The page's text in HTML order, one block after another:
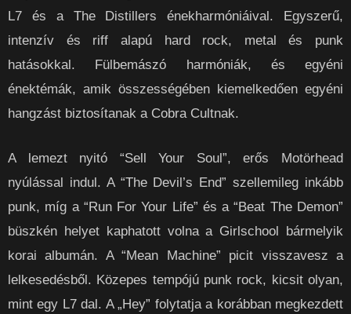
L7 és a The Distillers énekharmóniáival. Egyszerű,
intenzív és riff alapú hard rock, metal és punk
hatásokkal. Fülbemászó harmóniák, és egyéni
énektémák, amik összességében kiemelkedően egyéni
hangzást biztosítanak a Cobra Cultnak.
A lemezt nyitó “Sell Your Soul”, erős Motörhead
nyúlással indul. A “The Devil’s End” szellemileg inkább
punk, míg a “Run For Your Life” és a “Beat The Demon”
büszkén helyet kaphatott volna a Girlschool bármelyik
korai albumán. A “Mean Machine” picit visszavesz a
lelkesedésből. Közepes tempójú punk rock, kicsit olyan,
mint egy L7 dal. A „Hey” folytatja a korábban megkezdett